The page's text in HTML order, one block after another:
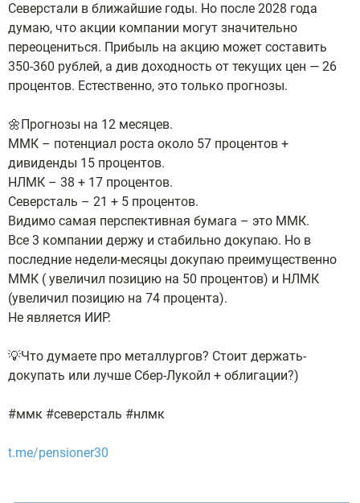
Северстали в ближайшие годы. Но после 2028 года
думаю, что акции компании могут значительно
переоцениться. Прибыль на акцию может составить
350-360 рублей, а див доходность от текущих цен — 26
процентов. Естественно, это только прогнозы.
🌼Прогнозы на 12 месяцев.
ММК – потенциал роста около 57 процентов +
дивиденды 15 процентов.
НЛМК – 38 + 17 процентов.
Северсталь – 21 + 5 процентов.
Видимо самая перспективная бумага – это ММК.
Все 3 компании держу и стабильно докупаю. Но в
последние недели-месяцы докупаю преимущественно
ММК ( увеличил позицию на 50 процентов) и НЛМК
(увеличил позицию на 74 процента).
Не является ИИР.
💡Что думаете про металлургов? Стоит держать-
докупать или лучше Сбер-Лукойл + облигации?)
#ммк #северсталь #нлмк
t.me/pensioner30